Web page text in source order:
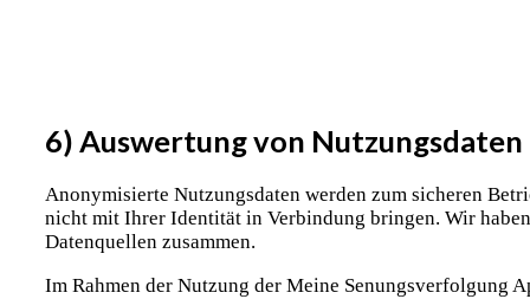
6) Auswertung von Nutzungsdaten
Anonymisierte Nutzungsdaten werden zum sicheren
nicht mit Ihrer Identität in Verbindung bringen. Wir
Datenquellen zusammen.
Im Rahmen der Nutzung der Meine Senungsverfolgung